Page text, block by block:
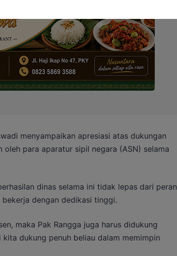
menyampaikan apresiasi atas dukungan
oleh para aparatur sipil negara (ASN) selama
dinas selama ini tidak lepas dari peran
dengan dedikasi tinggi.
maka Pak Rangga juga harus didukung
kita dukung penuh beliau dalam memimpin